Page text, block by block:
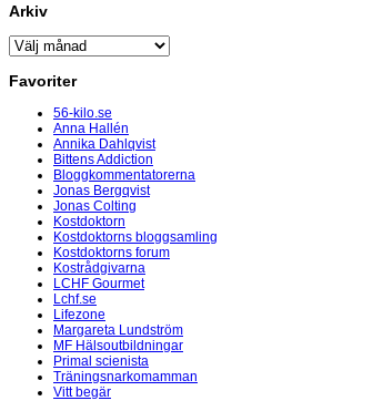
Arkiv
Favoriter
56-kilo.se
Anna Hallén
Annika Dahlqvist
Bittens Addiction
Bloggkommentatorerna
Jonas Bergqvist
Jonas Colting
Kostdoktorn
Kostdoktorns bloggsamling
Kostdoktorns forum
Kostrådgivarna
LCHF Gourmet
Lchf.se
Lifezone
Margareta Lundström
MF Hälsoutbildningar
Primal scienista
Träningsnarkomamman
Vitt begär